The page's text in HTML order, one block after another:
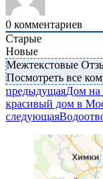
0 комментариев
Старые
Новые
Межтекстовые
Посмотреть все
предыдущаяДом на
красивый дом в
следующая